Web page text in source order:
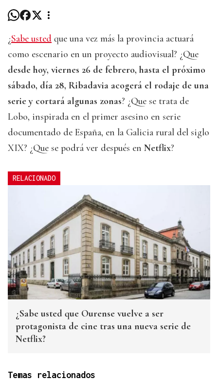
¿Sabe usted que una vez más la provincia actuará
como escenario en un proyecto audiovisual? ¿Que
desde hoy, viernes 26 de febrero, hasta el próximo
sábado, día 28, Ribadavia acogerá el rodaje de una
serie y cortará algunas zonas? ¿Que se trata de
Lobo, inspirada en el primer asesino en serie
documentado de España, en la Galicia rural del siglo
XIX? ¿Que se podrá ver después en Netflix?
RELACIONADO
¿Sabe usted que Ourense vuelve a ser
protagonista de cine tras una nueva serie de
Netflix?
Temas relacionados